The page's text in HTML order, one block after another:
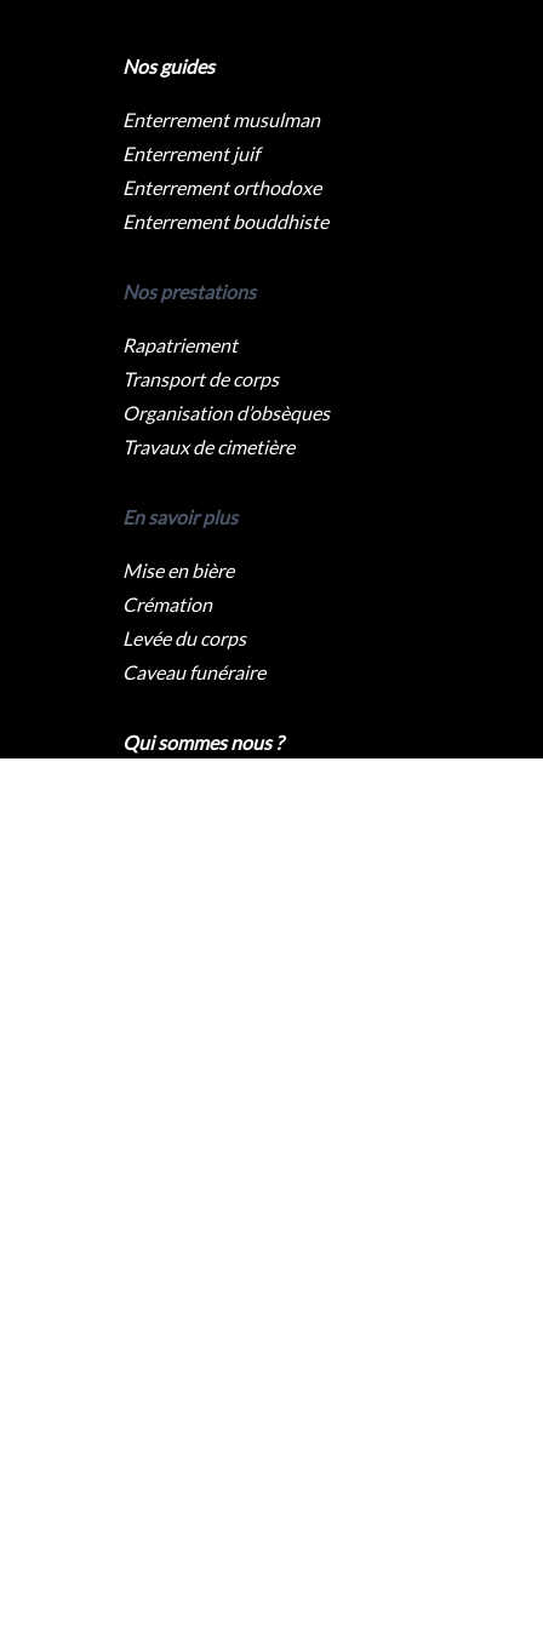
Nos guides
Enterrement musulman
Enterrement juif
Enterrement orthodoxe
Enterrement bouddhiste
Nos prestations
Rapatriement
Transport de corps
Organisation d’obsèques
Travaux de cimetière
En savoir plus
Mise en bière
Crémation
Levée du corps
Caveau funéraire
Qui sommes nous ?